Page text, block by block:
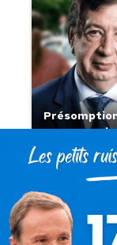
armes par